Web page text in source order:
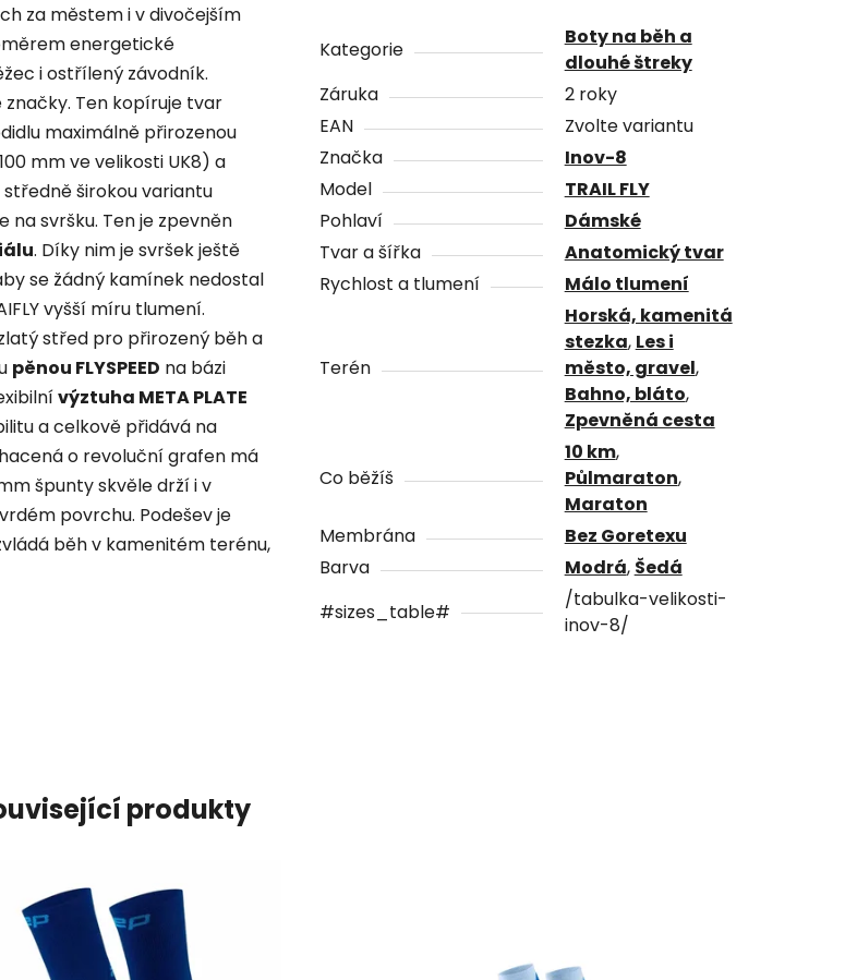
za městem i v divočejším
energetické
i ostřílený závodník.
Ten kopíruje tvar
maximálně přirozenou
mm ve velikosti UK8) a
širokou variantu
na svršku. Ten je zpevněn
. Díky nim je svršek ještě
se žádný kamínek nedostal
vyšší míru tlumení.
střed pro přirozený běh a
pěnou FLYSPEED na bázi
výztuha META PLATE
a celkově přidává na
o revoluční grafen má
špunty skvěle drží i v
povrchu. Podešev je
běh v kamenitém terénu,
Kategorie
Boty na běh a
dlouhé štreky
Záruka
2 roky
EAN
Zvolte variantu
Značka
Inov-8
Model
TRAIL FLY
Pohlaví
Dámské
Tvar a šířka
Anatomický tvar
Rychlost a tlumení
Málo tlumení
Terén
Horská, kamenitá
stezka, Les i
město, gravel,
Bahno, bláto,
Zpevněná cesta
Co běžíš
10 km,
Půlmaraton,
Maraton
Membrána
Bez Goretexu
Barva
Modrá, Šedá
#sizes_table#
/tabulka-velikosti-
inov-8/
produkty